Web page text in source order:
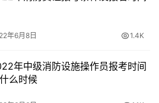
员在未确认报名信息前，可以考试
对报名信息进行修改。信息确认后
在线无法核验以及核验不通过的，
员按报名地资格审核部门（机构）
年6月8日 1.4K
年中级消防设施操作员报考时间
么时候